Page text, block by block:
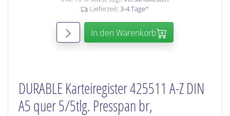
Lieferzeit: 3-4 Tage*
In den Warenkorb
DURABLE Karteiregister 425511 A-Z DIN
A5 quer 5/5tlg. Presspan br,